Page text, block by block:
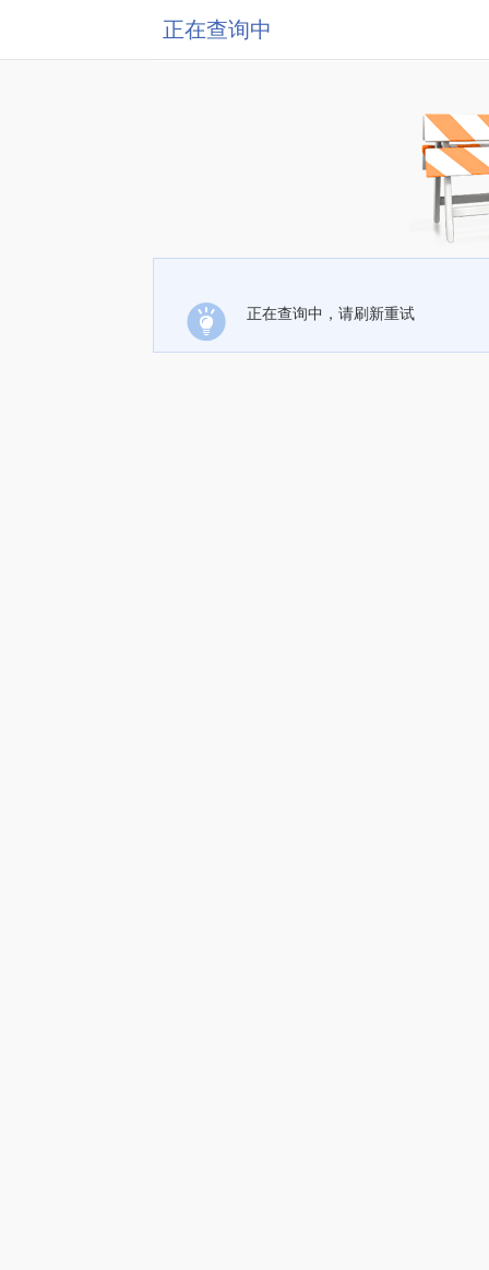
正在查询中
正在查询中，请刷新重试